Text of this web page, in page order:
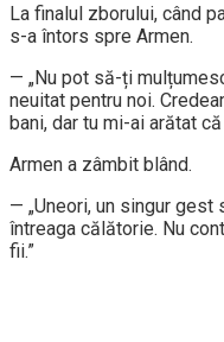
La finalul zborului, când
s-a întors spre Armen.
— „Nu pot să-ți
neuitat pentru noi.
bani, dar tu mi-ai arătat
Armen a zâmbit blând.
— „Uneori, un singur
întreaga călătorie. Nu
fii.”